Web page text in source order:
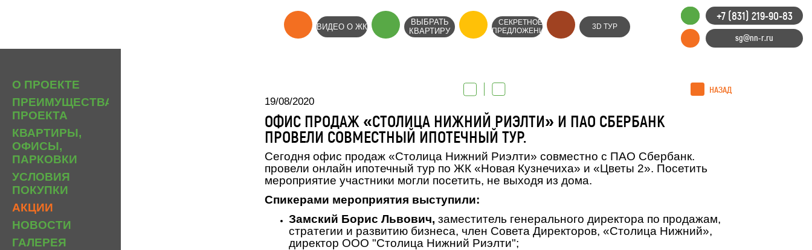
+7 (831) 219-90-83
sg@nn-r.ru
ВИДЕО О ЖК
ВЫБРАТЬ
КВАРТИРУ
СЕКРЕТНОЕ
ПРЕДЛОЖЕНИЕ
3D ТУР
О ПРОЕКТЕ
ПРЕИМУЩЕСТВА
ПРОЕКТА
КВАРТИРЫ,
ОФИСЫ,
ПАРКОВКИ
УСЛОВИЯ
ПОКУПКИ
АКЦИИ
НОВОСТИ
ГАЛЕРЕЯ
НАЗАД
19/08/2020
ОФИС ПРОДАЖ «СТОЛИЦА НИЖНИЙ РИЭЛТИ» И ПАО СБЕРБАНК
ПРОВЕЛИ СОВМЕСТНЫЙ ИПОТЕЧНЫЙ ТУР.
Сегодня офис продаж «Столица Нижний Риэлти» совместно с ПАО Сбербанк.
провели онлайн ипотечный тур по ЖК «Новая Кузнечиха» и «Цветы 2». Посетить
мероприятие участники могли посетить, не выходя из дома.
Спикерами мероприятия выступили:
Замский Борис Львович, заместитель генерального директора по продажам,
стратегии и развитию бизнеса, член Совета Директоров, «Столица Нижний»,
директор ООО "Столица Нижний Риэлти";